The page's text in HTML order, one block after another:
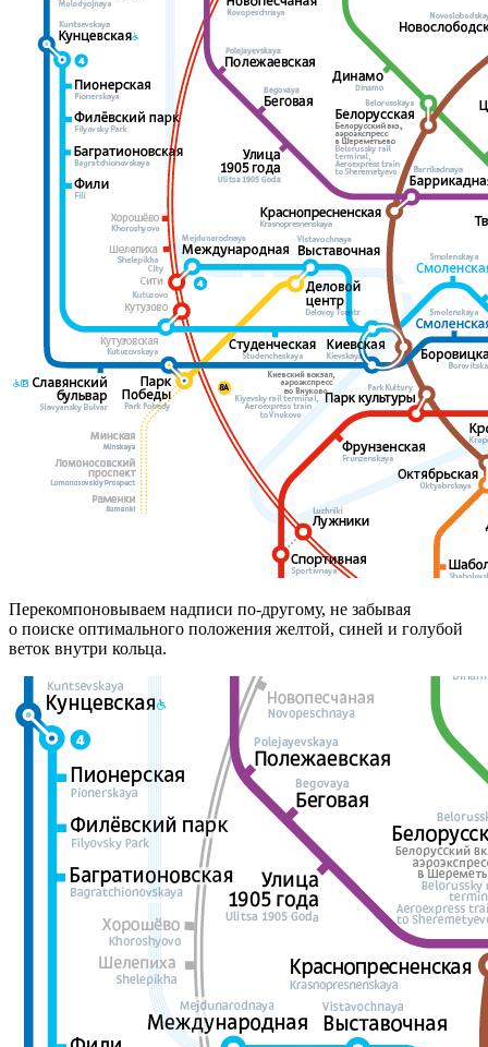
Перекомпоновываем надписи по-другому, не забывая
о поиске оптимального положения желтой, синей и голубой
веток внутри кольца.